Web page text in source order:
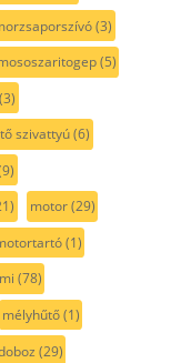
(3)
(5)
(3)
szivattyú(6)
motor(29)
(1)
(78)
mélyhűtő(1)
(29)